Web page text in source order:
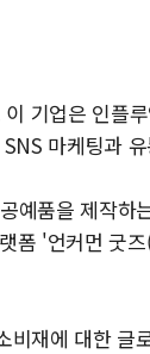
기업은 인플
마케팅과
예품을 제작
폼 '언커먼
재에 대한